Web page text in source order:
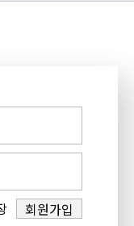
회원가입